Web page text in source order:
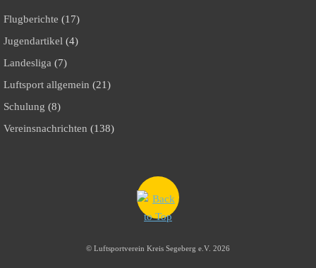
Flugberichte (17)
Jugendartikel (4)
Landesliga (7)
Luftsport allgemein (21)
Schulung (8)
Vereinsnachrichten (138)
© Luftsportverein Kreis Segeberg e.V. 2026